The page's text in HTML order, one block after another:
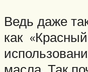
Ведь даже
как «Красный